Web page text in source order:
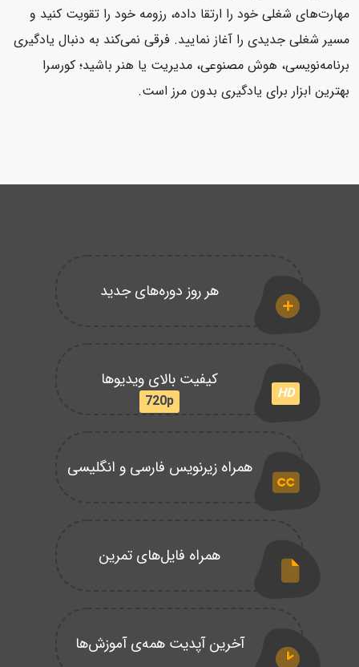
مهارت‌های شغلی خود را ارتقا داده، رزومه خود را تقویت کنید و
مسیر شغلی جدیدی را آغاز نمایید. فرقی نمی‌کند به دنبال یادگیری
برنامه‌نویسی، هوش مصنوعی، مدیریت یا هنر باشید؛ کورسرا
بهترین ابزار برای یادگیری بدون مرز است.
هر روز دوره‌های جدید
HD
کیفیت بالای ویدیوها
720p
همراه زیرنویس فارسی و انگلیسی
همراه فایل‌های تمرین
آخرین آپدیت همه‌ی آموزش‌ها